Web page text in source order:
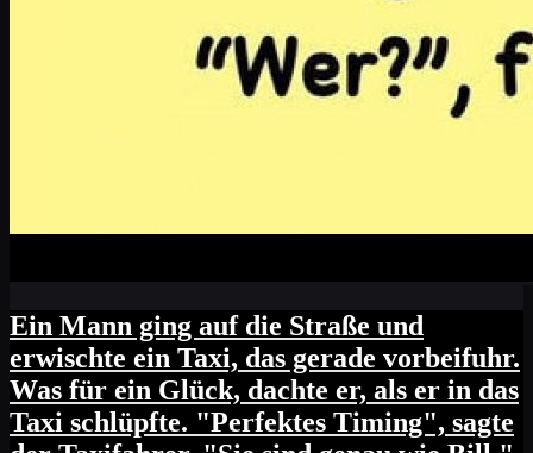
Ein Mann ging auf die Straße und
erwischte ein Taxi, das gerade vorbeifuhr.
Was für ein Glück, dachte er, als er in das
Taxi schlüpfte. "Perfektes Timing", sagte